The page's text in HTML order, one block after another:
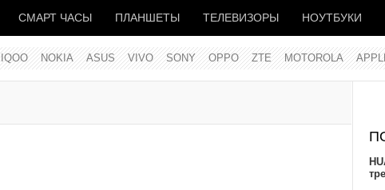
СМАРТ ЧАСЫ ПЛАНШЕТЫ ТЕЛЕВИЗОРЫ НОУТБУКИ
IQOO NOKIA ASUS VIVO SONY OPPO ZTE MOTOROLA